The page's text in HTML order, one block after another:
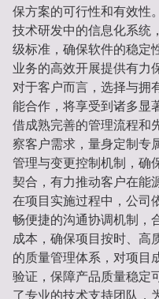
保方案的可行性和有效性
技术研发中的信息化系统
级标准，确保软件的稳定
业务的高效开展提供有力
对于客户而言，选择与拥
能合作，将享受到诸多显
借成熟完善的管理流程和
察客户需求，量身定制专
管理与变更控制机制，确
契合，有力推动客户在能
在项目实施过程中，公司
畅便捷的沟通协调机制，
成本，确保项目按时、高
的质量管理体系，对项目
验证，保障产品质量稳定
了专业的技术支持团队，